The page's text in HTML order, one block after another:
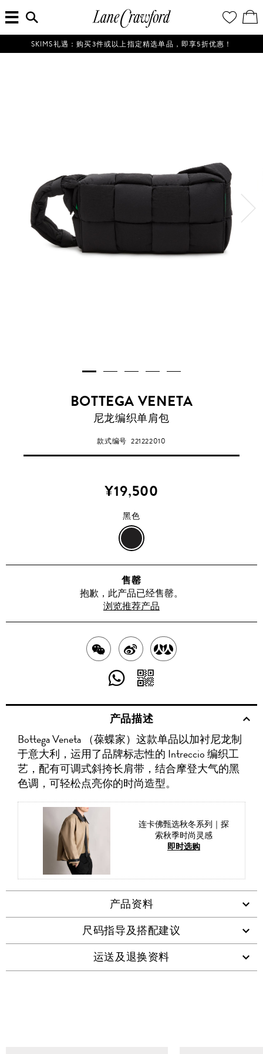
佛
探
的
愿
望
单
看
／
修
购
单
入
搜
索
信
息...
SKIMS礼遇：购买3件或以上指定精选单品，即享5折优惠！
BOTTEGA VENETA
黑
尼龙编织单肩包
款式编号221222010
¥19,500
黑色
黑
色
售罄
抱歉，此产品已经售罄。
浏览推荐产品
分
享
WECHAT
分
享
WEIBO
分
分
享
至
WHATSAPP
享
维
码
产品描述
Bottega Veneta （葆蝶家）这款单品以加衬尼龙制
于意大利，运用了品牌标志性的 Intreccio 编织工
艺，配有可调式斜挎长肩带，结合摩登大气的黑
色调，可轻松点亮你的时尚造型。
连卡佛甄选秋冬系列｜探
索秋季时尚灵感
即时选购
产品资料
尺码指导及搭配建议
运送及退换资料